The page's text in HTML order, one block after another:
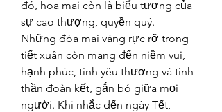
đó, hoa mai còn là biểu tượng của
sự cao thượng, quyền quý.
Những đóa mai vàng rực rỡ trong
tiết xuân còn mang đến niềm vui,
hạnh phúc, tình yêu thương và tinh
thần đoàn kết, gắn bó giữa mọi
người. Khi nhắc đến ngày Tết,